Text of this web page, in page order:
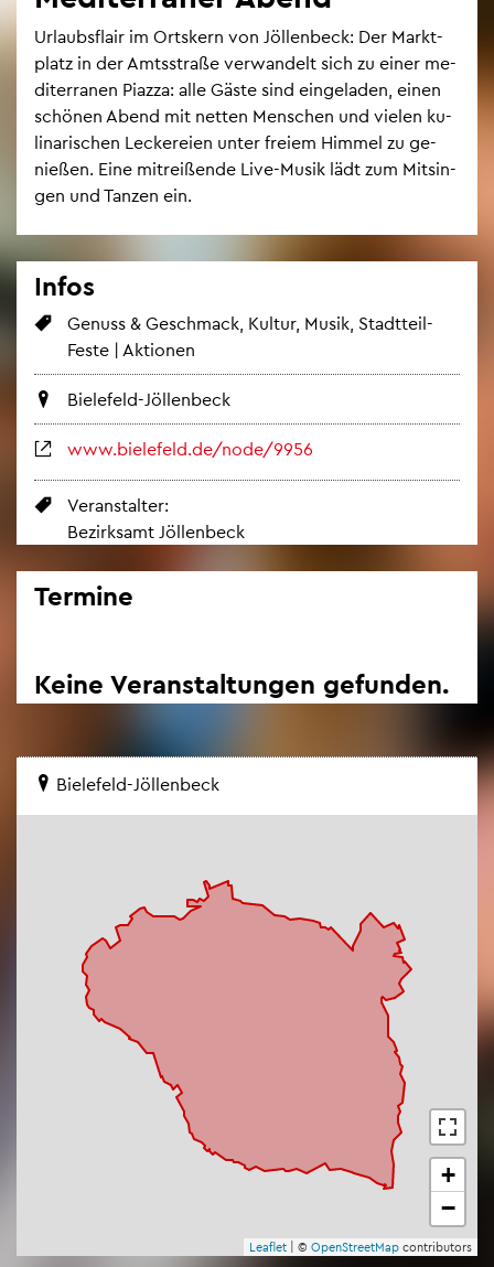
Ur­laubs­flair im Orts­kern von Jöl­len­beck: Der Markt­
platz in der Amts­stra­ße ver­wan­delt sich zu einer me­
di­ter­ra­nen Piaz­za: alle Gäste sind ein­ge­la­den, einen
schö­nen Abend mit net­ten Men­schen und vie­len ku­
li­na­ri­schen Le­cke­rei­en unter frei­em Him­mel zu ge­
nie­ßen. Eine mit­rei­ßen­de Live-Musik lädt zum Mit­sin­
gen und Tan­zen ein.
Infos
Ge­nuss & Ge­schmack, Kul­tur, Musik, Stadt­teil-
Feste | Ak­tio­nen
Bie­le­feld-Jöl­len­beck
www.​bielefeld.​de/​node/​9956
Ver­an­stal­ter:
Be­zirks­amt Jöl­len­beck
Ter­mi­ne
Keine Ver­an­stal­tun­gen ge­fun­den.
Bie­le­feld-Jöl­len­beck
+
−
Leaf­let | © Open­Street­Map con­tri­bu­tors